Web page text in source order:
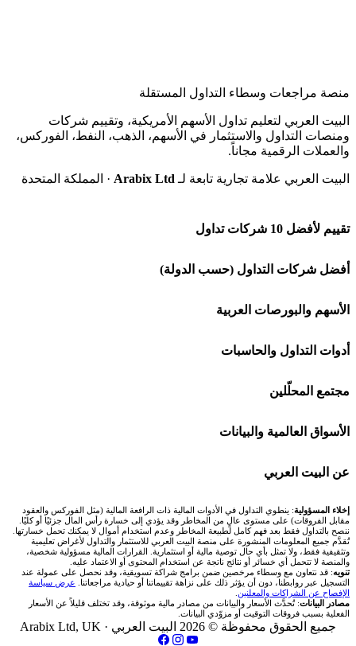
منصة مراجعات وسطاء التداول المستقلة
البيت العربي لتعليم تداول الأسهم الأمريكية، وتقييم شركات
ومنصات التداول والاستثمار في الأسهم، الذهب، النفط، الفوركس،
والعملات الرقمية مجاناً.
البيت العربي علامة تجارية تابعة لـ Arabix Ltd · المملكة المتحدة
تقييم لأفضل 10 شركات تداول
شركة Capital.com
افاتريد AvaTrade
اكسنس Exness
منصة بينانس
اكس تي بي XTB
انتراكتيف بروكرز IBKR
أفضل شركات التداول (حسب الدولة)
شركات تداول في السعودية
شركات تداول في الإمارات
شركات تداول في الكويت
شركات تداول في قطر
شركات تداول في الأردن
شركات تداول في العراق
شركات تداول في فلسطين
الأسهم والبورصات العربية
🌍 كل البورصات العربية
🇸🇦 السوق السعودية
🇦🇪 أسواق الإمارات
🇪🇬 البورصة المصرية
🇶🇦 بورصة قطر
🇯🇴 بورصة عمّان
🇧🇭 بورصة البحرين
أدوات التداول والحاسبات
🕌 حاسبة الزكاة
💱 محول العملات
🧮 حاسبة حجم اللوت
📊 حاسبة قيمة النقطة
💰 حاسبة ربح الفوركس
📌 حاسبة النقاط المحورية
📏 حاسبة حجم المركز
مجتمع المحلّلين
🧱 حائط المجتمع
🏆 لوحة المحلّلين
✍️ اكتب تحليلك
الأسواق العالمية والبيانات
🌐 المؤشرات العالمية
🥇 سعر الذهب اليوم
🥇 أسعار الذهب والمعادن
💱 أسعار العملات والفوركس
💵 سعر الريال السعودي في مصر
عن البيت العربي
من نحن
تواصل معنا
فريق المؤلفين
مقالات تعليمية
إخلاء المسؤولية: ينطوي التداول في الأدوات المالية ذات الرافعة المالية (مثل الفوركس والعقود
مقابل الفروقات) على مستوى عالٍ من المخاطر وقد يؤدي إلى خسارة رأس المال جزئيًا أو كليًا.
ننصح بالتداول فقط بعد فهم كامل لطبيعة المخاطر وعدم استخدام أموال لا يمكنك تحمل خسارتها.
تُقدَّم جميع المعلومات المنشورة على منصة البيت العربي للاستثمار والتداول لأغراض تعليمية
وتثقيفية فقط، ولا تمثل بأي حال توصية مالية أو استثمارية. القرارات المالية مسؤولية شخصية،
والمنصة لا تتحمل أي خسائر أو نتائج ناتجة عن استخدام المحتوى أو الاعتماد عليه.
تنويه: قد نتعاون مع وسطاء مرخصين ضمن برامج شراكة تسويقية، وقد نحصل على عمولة عند
التسجيل عبر روابطنا، دون أن يؤثر ذلك على نزاهة تقييماتنا أو حيادية مراجعاتنا. عرض سياسة
الإفصاح عن الشراكات والمعلنين
مصادر البيانات: تُحدَّث الأسعار والبيانات من مصادر مالية موثوقة، وقد تختلف قليلاً عن الأسعار
الفعلية بسبب فروقات التوقيت أو مزوّدي البيانات.
جميع الحقوق محفوظة © 2026 البيت العربي · Arabix Ltd, UK